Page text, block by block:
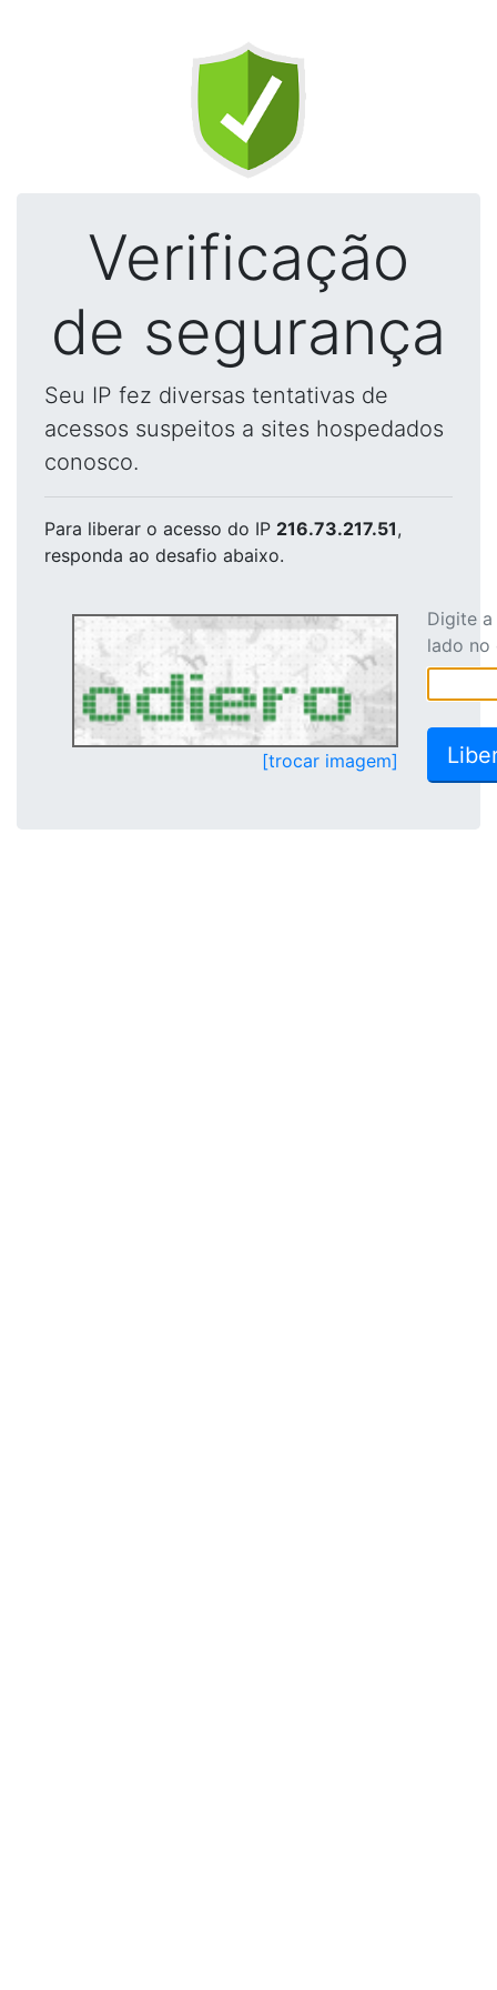
Verificação
de segurança
Seu IP fez diversas tentativas de
acessos suspeitos a sites hospedados
conosco.
Para liberar o acesso do IP 216.73.217.51,
responda ao desafio abaixo.
[trocar imagem]
Digite
lado no